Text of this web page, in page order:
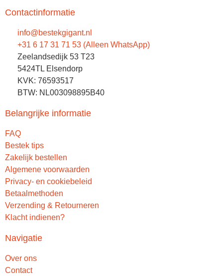
Contactinformatie
info@bestekgigant.nl
+31 6 17 31 71 53 (Alleen WhatsApp)
Zeelandsedijk 53 T23
5424TL Elsendorp
KVK: 76593517
BTW: NL003098895B40
Belangrijke informatie
FAQ
Bestek tips
Zakelijk bestellen
Algemene voorwaarden
Privacy- en cookiebeleid
Betaalmethoden
Verzending & Retourneren
Klacht indienen?
Navigatie
Over ons
Contact